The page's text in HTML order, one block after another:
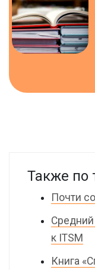
Также по
Почти
к ITSM
Книга